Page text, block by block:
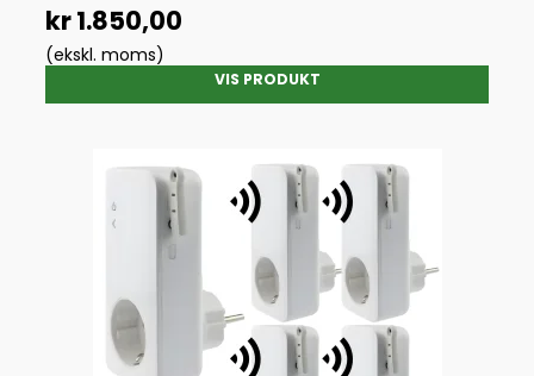
kr 1.850,00
(ekskl. moms)
VIS PRODUKT